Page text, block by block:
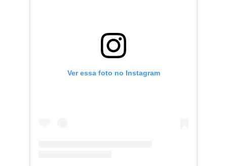
Ver essa foto no Instagram